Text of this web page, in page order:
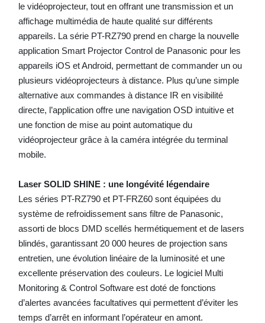
le vidéoprojecteur, tout en offrant une transmission et un
affichage multimédia de haute qualité sur différents
appareils. La série PT-RZ790 prend en charge la nouvelle
application Smart Projector Control de Panasonic pour les
appareils iOS et Android, permettant de commander un ou
plusieurs vidéoprojecteurs à distance. Plus qu’une simple
alternative aux commandes à distance IR en visibilité
directe, l’application offre une navigation OSD intuitive et
une fonction de mise au point automatique du
vidéoprojecteur grâce à la caméra intégrée du terminal
mobile.
Laser SOLID SHINE : une longévité légendaire
Les séries PT-RZ790 et PT-FRZ60 sont équipées du
système de refroidissement sans filtre de Panasonic,
assorti de blocs DMD scellés hermétiquement et de lasers
blindés, garantissant 20 000 heures de projection sans
entretien, une évolution linéaire de la luminosité et une
excellente préservation des couleurs. Le logiciel Multi
Monitoring & Control Software est doté de fonctions
d’alertes avancées facultatives qui permettent d’éviter les
temps d’arrêt en informant l’opérateur en amont.